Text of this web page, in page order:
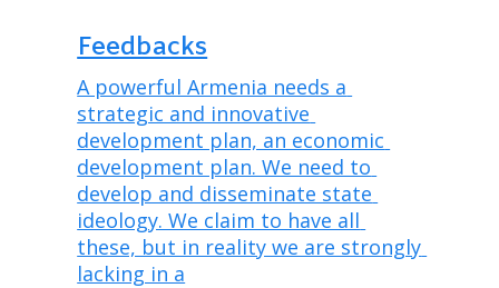
Feedbacks
A powerful Armenia needs a
strategic and innovative
development plan, an economic
development plan. We need to
develop and disseminate state
ideology. We claim to have all
these, but in reality we are strongly
lacking in a